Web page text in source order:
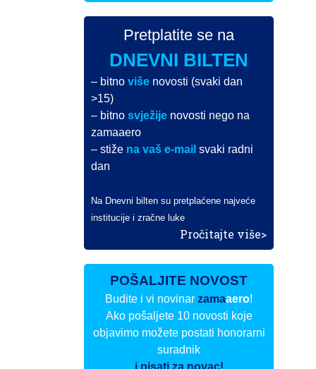
Pretplatite se na
DNEVNI BILTEN
– bitnoviše novosti (svaki dan
>15)
– bitnosvježije novosti nego na
zamaaero
– stiže na vaš e-mail svaki radni
dan
Na Dnevni bilten su pretplaćene najveće
institucije i zračne luke
Pročitajte više>
POŠALJITE NOVOST
Budite i vi novinarzamaaero!
Ako pošaljete 10 novosti koje
objavimo možete postati honorarni
suradnik
i pisati za novac!